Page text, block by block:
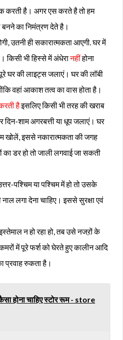
करती है। अगर एस करते है तो हम
बनने का निमंत्रण देते है।
उतनी ही सकारात्मकता आएगी. घर में
किसी भी हिस्से में अंधेरानहींहोना
घर की लाइट्स जलाएं। घर की लॉबी
वहां आकाश तत्व का वास होता है।
हैइसलिए किसी भी तरह की खराब
दिन-शाम अगरबत्ती या धूप जलाएं। घर
खोलें, इससे नकारात्मकता की जगह
का डर हो तो जाली लगवाई जा सकती
पश्चिम या पश्चिम में हो तो उसके
लगा देना चाहिए। इससे सुरक्षा एवं
न हो रहा हो, तब उसे नजऱों के
में पूरे फर्श को घेरते हुए कालीन आदि
प्रवाह रुकता है।
होना चाहिए स्टोर रूम - store